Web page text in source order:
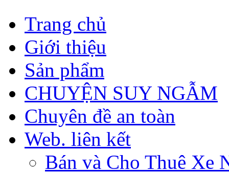
Trang chủ
Giới thiệu
Sản phẩm
CHUYỆN SUY NGẪM
Chuyên đề an toàn
Web. liên kết
Bán và Cho Thuê Xe